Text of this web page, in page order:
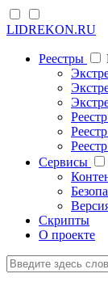
LIDREKON.RU
Реестры
Cервисы
Скрипты
О проекте